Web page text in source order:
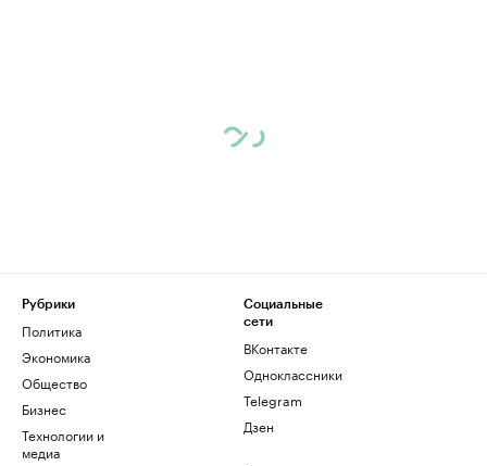
Рубрики
Политика
Экономика
Общество
Бизнес
Технологии и
медиа
Социальные
сети
ВКонтакте
Одноклассники
Telegram
Дзен